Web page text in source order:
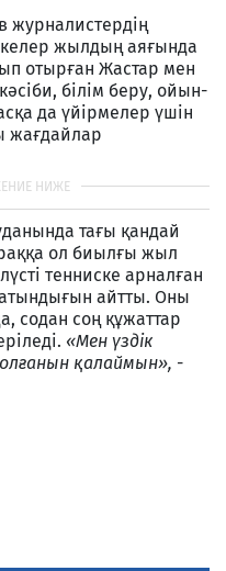
журналистердің
жылдың аяғында
отырған Жастар мен
білім беру, ойын-
да үйірмелер үшін
жағдайлар
тағы қандай
ол биылғы жыл
тенниске арналған
айтты. Оны
содан соң құжаттар
«Мен үздік
қалаймын», -